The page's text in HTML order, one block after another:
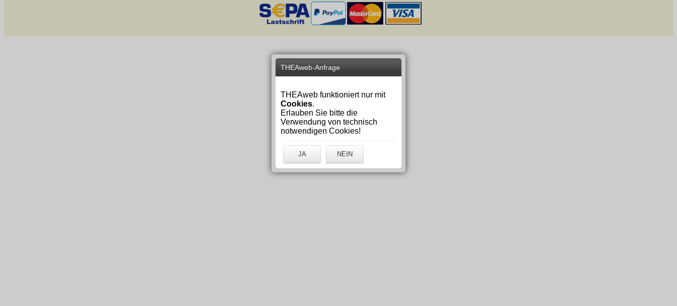
THEAweb-Anfrage
THEAweb funktioniert nur mit
Cookies.
Erlauben Sie bitte die
Verwendung von technisch
notwendigen Cookies!
JA NEIN